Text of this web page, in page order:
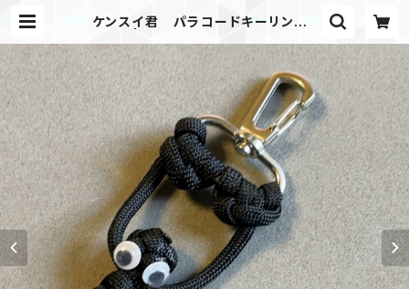
ケンスイ君 パラコードキーリング3
cord